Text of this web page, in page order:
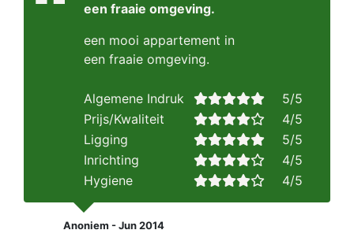
een fraaie omgeving.
een mooi appartement in
een fraaie omgeving.
Algemene Indruk
5/5
Prijs/Kwaliteit
4/5
Ligging
5/5
Inrichting
4/5
Hygiene
4/5
Anoniem - Jun 2014